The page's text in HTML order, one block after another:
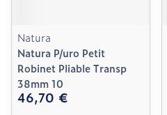
Natura
Natura P/uro Petit
Robinet Pliable Transp
38mm 10
46,70 €